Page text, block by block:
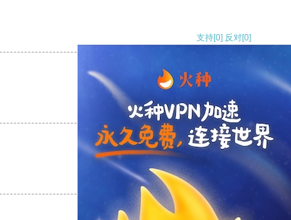
支持[0] 反对[0]
支持[0] 反对
支持